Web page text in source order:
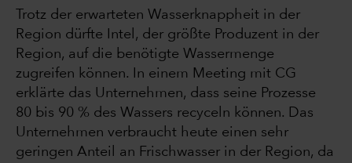
Trotz der erwarteten Wasserknappheit in der
Region dürfte Intel, der größte Produzent in der
Region, auf die benötigte Wassermenge
zugreifen können. In einem Meeting mit CG
erklärte das Unternehmen, dass seine Prozesse
80 bis 90 % des Wassers recyceln können. Das
Unternehmen verbraucht heute einen sehr
geringen Anteil an Frischwasser in der Region, da